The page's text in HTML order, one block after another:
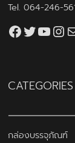
Tel.064-246-
Facebook
Twitter
CATEGORIES
กล่องบรรจุภัณฑ์